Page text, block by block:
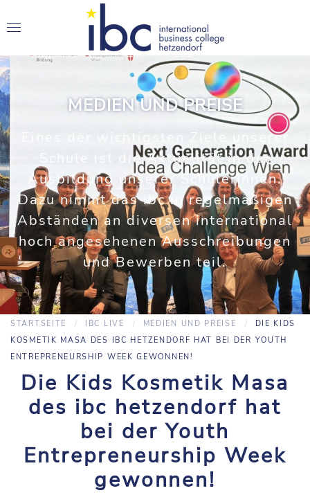
MEDIEN UND PREISE
Eines der wichtigsten Ziele unserer
Schule ist die Aktualität in der
Ausbildung unserer SchülerInnen.
Dazu nimmt das ibc in regelmäßigen
Abständen an diversen international
hoch angesehenen Ausschreibungen
und Bewerben teil.
STARTSEITE IBC LIVE MEDIEN UND PREISE
DIE KIDS
KOSMETIK MASA DES IBC HETZENDORF HAT BEI DER YOUTH
ENTREPRENEURSHIP WEEK GEWONNEN!
Die Kids Kosmetik Masa
des ibc hetzendorf hat
bei der Youth
Entrepreneurship Week
gewonnen!